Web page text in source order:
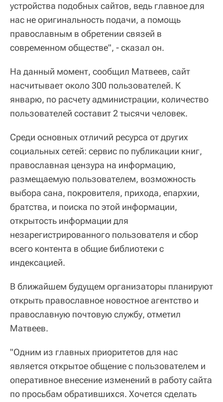
устройства подобных сайтов, ведь главное для
нас не оригинальность подачи, а помощь
православным в обретении связей в
современном обществе", - сказал он.
На данный момент, сообщил Матвеев, сайт
насчитывает около 300 пользователей. К
январю, по расчету администрации, количество
пользователей составит 2 тысячи человек.
Среди основных отличий ресурса от других
социальных сетей: сервис по публикации книг,
православная цензура на информацию,
размещаемую пользователем, возможность
выбора сана, покровителя, прихода, епархии,
братства, и поиска по этой информации,
открытость информации для
незарегистрированного пользователя и сбор
всего контента в общие библиотеки с
индексацией.
В ближайшем будущем организаторы планируют
открыть православное новостное агентство и
православную почтовую службу, отметил
Матвеев.
"Одним из главных приоритетов для нас
является открытое общение с пользователем и
оперативное внесение изменений в работу сайта
по просьбам обратившихся. Хочется сделать